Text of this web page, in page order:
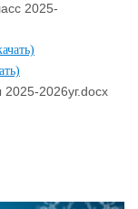
2025-
2026уг.docx